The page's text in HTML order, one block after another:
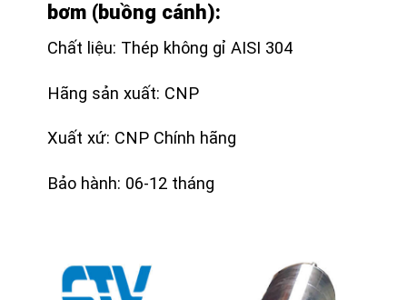
bơm (buồng cánh):
Chất liệu: Thép không gỉ AISI 304
Hãng sản xuất: CNP
Xuất xứ: CNP Chính hãng
Bảo hành: 06-12 tháng